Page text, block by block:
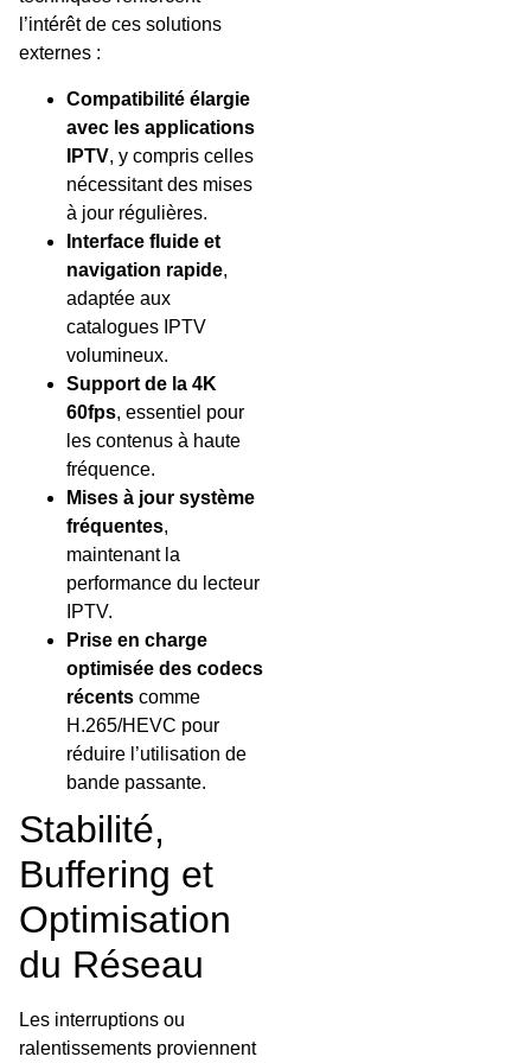
l’intérêt de ces solutions
externes :
Compatibilité élargie
avec les applications
IPTV, y compris celles
nécessitant des mises
à jour régulières.
Interface fluide et
navigation rapide,
adaptée aux
catalogues IPTV
volumineux.
Support de la 4K
60fps, essentiel pour
les contenus à haute
fréquence.
Mises à jour système
fréquentes,
maintenant la
performance du lecteur
IPTV.
Prise en charge
optimisée des codecs
récents comme
H.265/HEVC pour
réduire l’utilisation de
bande passante.
Stabilité,
Buffering et
Optimisation
du Réseau
Les interruptions ou
ralentissements proviennent